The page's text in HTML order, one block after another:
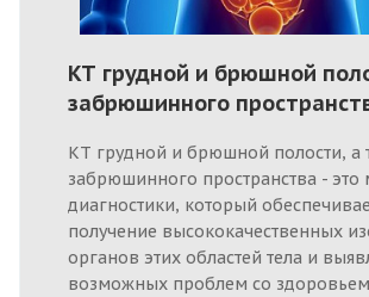
КТ грудной и брюшной
забрюшинного
КТ грудной и брюшной полости, а
забрюшинного пространства - это
диагностики, который
получение высококачественных
органов этих областей тела и
возможных проблем со